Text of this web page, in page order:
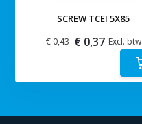
SCREW TCEI 5X85
€ 0,43 € 0,37 Excl. btw